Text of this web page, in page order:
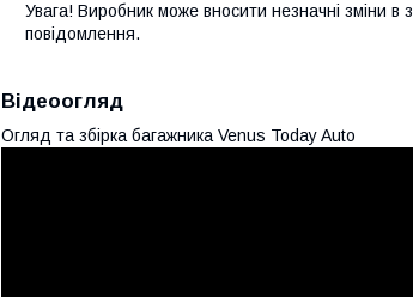
Увага! Виробник може вносити незначні зміни в
повідомлення.
Відеоогляд
Огляд та збірка багажника Venus Today Auto